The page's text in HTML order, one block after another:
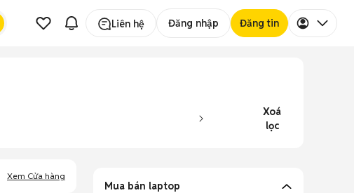
Liên hệ Đăng nhập Đăng tin
Xoá
lọc
Xem Cửa hàng
Mua bán laptop